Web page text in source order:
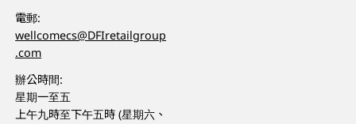
電郵:
wellcomecs@DFIretailgroup
.com
辦公時間:
星期一至五
上午九時至下午五時 (星期六、